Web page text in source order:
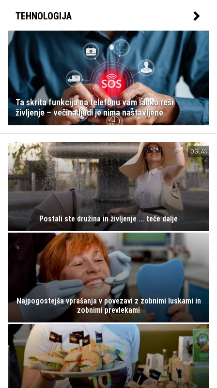
TEHNOLOGIJA
Ta skrita funkcija na telefonu vam lahko reši
življenje – večina ljudi je nima nastavljene
OGLAS
Postali ste družina in življenje ... teče dalje
Najpogostejša vprašanja v povezavi z zobnimi luskami in
zobnimi prevlekami